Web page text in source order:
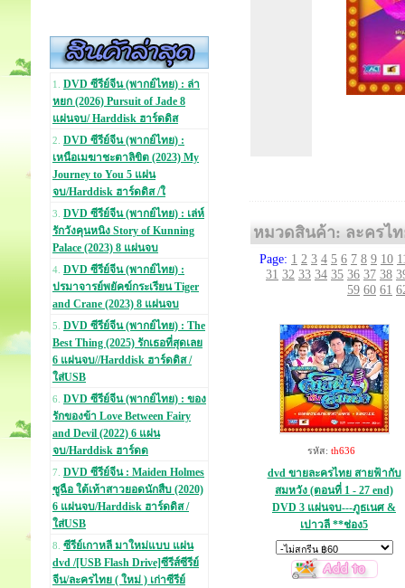
1. DVD ซีรีย์จีน (พากย์ไทย) : ล่า
หยก (2026) Pursuit of Jade 8
แผ่นจบ/ Harddisk ฮาร์ดดิส
2. DVD ซีรีย์จีน (พากย์ไทย) :
เหนือเมฆาชะตาลิขิต (2023) My
Journey to You 5 แผ่น
จบ/Harddisk ฮาร์ดดิส /ใ
3. DVD ซีรีย์จีน (พากย์ไทย) : เล่ห์
รักวังคุนหนิง Story of Kunning
Palace (2023) 8 แผ่นจบ
4. DVD ซีรีย์จีน (พากย์ไทย) :
ปรมาจารย์พยัคฆ์กระเรียน Tiger
and Crane (2023) 8 แผ่นจบ
5. DVD ซีรีย์จีน (พากย์ไทย) : The
Best Thing (2025) รักเธอที่สุดเลย
6 แผ่นจบ//Harddisk ฮาร์ดดิส /
ใส่USB
6. DVD ซีรีย์จีน (พากย์ไทย) : ของ
รักของข้า Love Between Fairy
and Devil (2022) 6 แผ่น
จบ/Harddisk ฮาร์ดด
7. DVD ซีรีย์จีน : Maiden Holmes
ซูฉือ ใต้เท้าสาวยอดนักสืบ (2020)
6 แผ่นจบ/Harddisk ฮาร์ดดิส /
ใส่USB
8. ซีรีย์เกาหลี มาใหม่แบบ แผ่น
dvd /[USB Flash Drive]ซีรีส์ซีรีย์
จีน/ละครไทย ( ใหม่ ) เก่าซีรีย์
หมวดสินค้า: ละครไท
Page: 1 2 3 4 5 6 7 8 9 10
31 32 33 34 35 36 37 38
59 60 61
รหัส: th636
dvd ขายละครไทย สายฟ้ากับ
สมหวัง (ตอนที่ 1 - 27 end)
DVD 3 แผ่นจบ---ภูธเนศ &
เปาวลี **ช่อง5